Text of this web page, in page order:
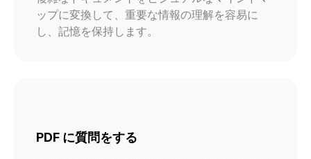
ップに変換して、重要な情報の理解を容易に
し、記憶を保持します。
PDF に質問をする